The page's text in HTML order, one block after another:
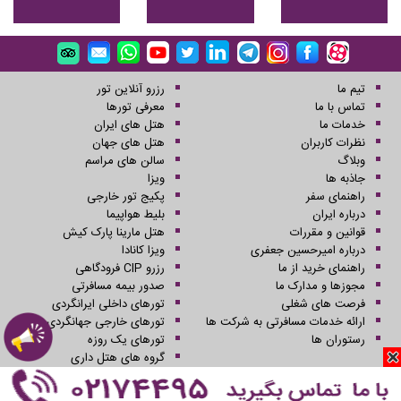
تیم ما
تماس با ما
خدمات ما
نظرات کاربران
وبلاگ
جاذبه ها
راهنمای سفر
درباره ایران
قوانین و مقررات
درباره امیرحسین جعفری
راهنمای خرید از ما
مجوزها و مدارک ما
فرصت های شغلی
ارائه خدمات مسافرتی به شرکت ها
رستوران ها
رزرو آنلاین تور
معرفی تورها
هتل های ایران
هتل های جهان
سالن های مراسم
ویزا
پکیج تور خارجی
بلیط هواپیما
هتل مارینا پارک کیش
ویزا کانادا
رزرو CIP فرودگاهی
صدور بیمه مسافرتی
تورهای داخلی ایرانگردی
تورهای خارجی جهانگردی
تورهای یک روزه
گروه های هتل داری
کلیه حقوق این سایت محفوظ و متعلق به شرکت سفرهای علاءالدین می باشد